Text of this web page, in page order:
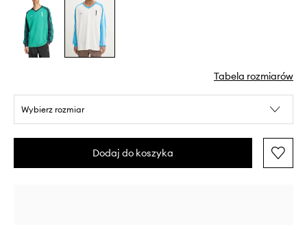
Tabela rozmiarów
Wybierz rozmiar
Dodaj do koszyka